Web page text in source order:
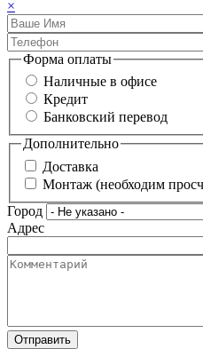
×
Форма оплаты
Наличные в офисе
Кредит
Банковский перевод
Дополнительно
Доставка
Монтаж (необходим
Город
Адрес